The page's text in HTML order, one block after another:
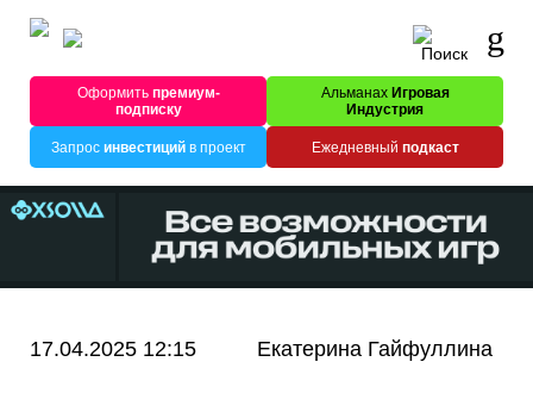
Оформитьпремиум-
подписку
Альманах Игровая
Индустрия
Запрос инвестицийв проект Ежедневный подкаст
17.04.2025 12:15 Екатерина Гайфуллина